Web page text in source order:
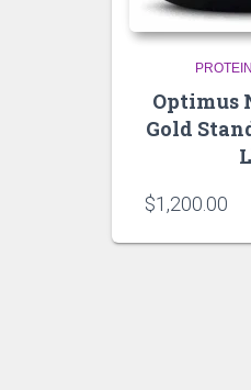
Optimus
Gold
$1,200.00